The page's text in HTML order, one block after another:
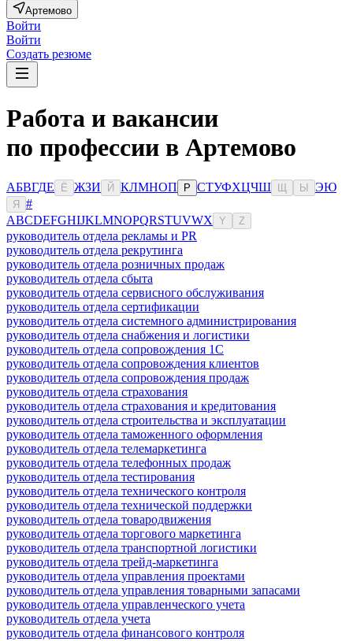
Артемово
Войти
Войти
Создать резюме
Работа и вакансии
по профессии в Артемово
АБВГДЕ Ё ЖЗИ Й КЛМНОП Р СТУФХЦЧШ Ы ЭЮ
Я
#
ABCDEFGHIJKLMNOPQRSTUVWX Y Z
руководитель отдела рекламы и PR
руководитель отдела рекрутинга
руководитель отдела розничных продаж
руководитель отдела сбыта
руководитель отдела сервисного обслуживания
руководитель отдела сертификации
руководитель отдела системного администрирования
руководитель отдела снабжения и логистики
руководитель отдела сопровождения 1С
руководитель отдела сопровождения клиентов
руководитель отдела сопровождения продаж
руководитель отдела страхования
руководитель отдела страхования и кредитования
руководитель отдела строительства и эксплуатации
руководитель отдела таможенного оформления
руководитель отдела телемаркетинга
руководитель отдела телефонных продаж
руководитель отдела тестирования
руководитель отдела технического контроля
руководитель отдела технической поддержки
руководитель отдела товародвижения
руководитель отдела торгового маркетинга
руководитель отдела транспортной логистики
руководитель отдела трейд-маркетинга
руководитель отдела управления проектами
руководитель отдела управления товарными запасами
руководитель отдела управленческого учета
руководитель отдела учета
руководитель отдела финансового контроля